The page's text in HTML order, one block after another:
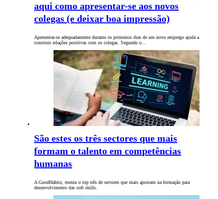
aqui como apresentar-se aos novos
colegas (e deixar boa impressão)
Apresentar-se adequadamente durante os primeiros dias de um novo emprego ajuda a
construir relações positivas ​​com os colegas. Segundo o…
São estes os três sectores que mais
formam o talento em competências
humanas
A GoodHabitz, reuniu o top três de sectores que mais apostam na formação para
desenvolvimento das soft skills.